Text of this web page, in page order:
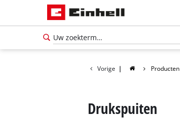
Vorige | Producten
Drukspuiten